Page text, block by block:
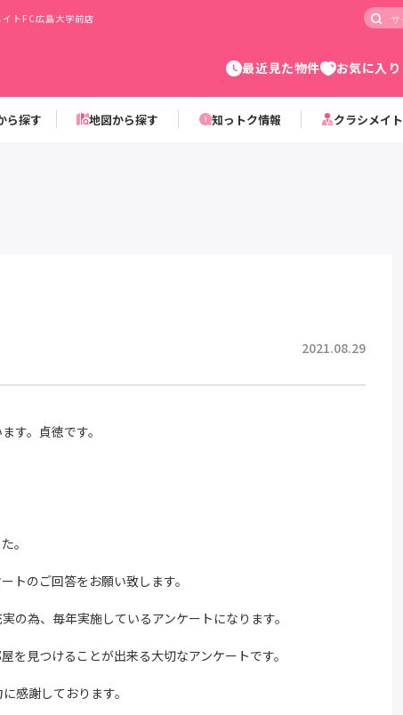
トFC広島大学前店
最近見た物件 お気に入り
ら探す 地図から探す 知っトク情報 クラシメイト
2021.08.29
す。貞徳です。
。
トのご回答をお願い致します。
の為、毎年実施しているアンケートになります。
を見つけることが出来る大切なアンケートです。
感謝しております。